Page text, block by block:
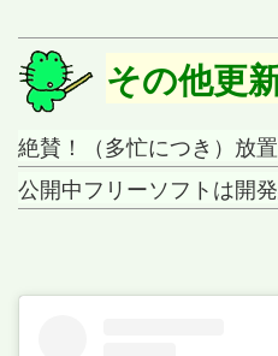
その他更
絶賛！（多忙につき）放置
公開中フリーソフトは開